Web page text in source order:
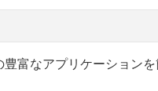
富なアプリケーション